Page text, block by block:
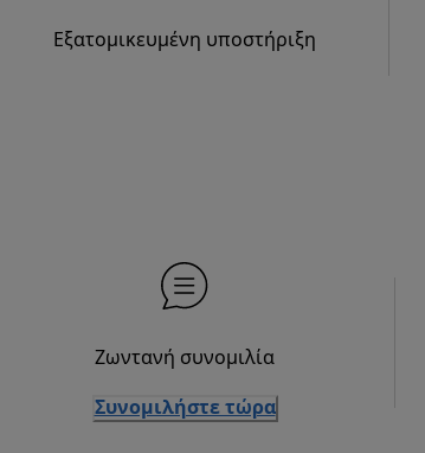
Εξατομικευμένη υποστήριξη
Ζωντανή συνομιλία
Συνομιλήστε τώρα